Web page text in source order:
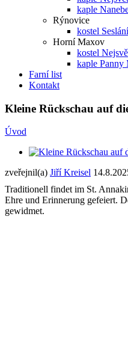
kaple
Rýnovice
kostel
Horní Maxov
kostel
kaple
Farní list
Kontakt
Kleine Rückschau auf
Úvod
zveřejnil(a) Jiří Kreisel
Traditionell findet im St.
Ehre und Erinnerung gefeiert.
gewidmet.